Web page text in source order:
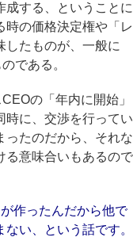
成する、ということに
時の価格決定権や「レ
したものが、一般に
である。
の「年内に開始」
時に、交渉を行ってい
ったのだから、それな
る意味合いもあるので
作ったんだから他で
い、という話です。